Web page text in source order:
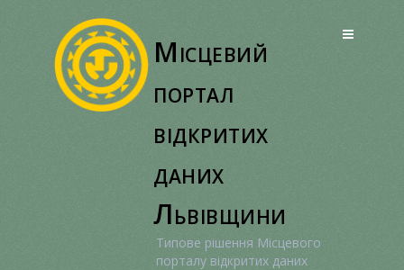
Місцевий
портал
відкритих
даних
Львівщини
Типове рішення Місцевого
порталу відкритих даних